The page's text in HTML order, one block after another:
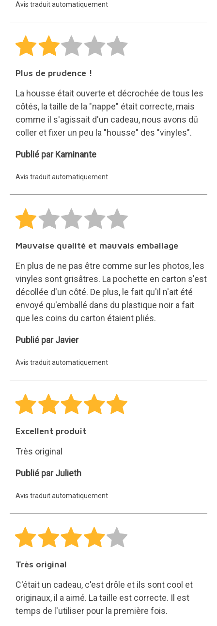
Avis traduit automatiquement
Plus de prudence !
La housse était ouverte et décrochée de tous les
côtés, la taille de la "nappe" était correcte, mais
comme il s'agissait d'un cadeau, nous avons dû
coller et fixer un peu la "housse" des "vinyles".
Kaminante
Publié par Kaminante
Avis traduit automatiquement
Mauvaise qualité et mauvais emballage
En plus de ne pas être comme sur les photos, les
vinyles sont grisâtres. La pochette en carton s'est
décollée d'un côté. De plus, le fait qu'il n'ait été
envoyé qu'emballé dans du plastique noir a fait
que les coins du carton étaient pliés.
Javier
Publié par Javier
Avis traduit automatiquement
Excellent produit
Très original
Julieth
Publié par Julieth
Avis traduit automatiquement
Très original
C'était un cadeau, c'est drôle et ils sont cool et
originaux, il a aimé. La taille est correcte. Il est
temps de l'utiliser pour la première fois.